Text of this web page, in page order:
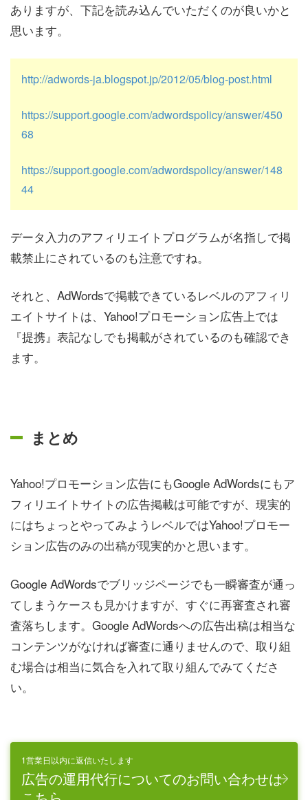
ありますが、下記を読み込んでいただくのが良いかと
思います。
http://adwords-ja.blogspot.jp/2012/05/blog-post.html
https://support.google.com/adwordspolicy/answer/450
68
https://support.google.com/adwordspolicy/answer/148
44
データ入力のアフィリエイトプログラムが名指しで掲
載禁止にされているのも注意ですね。
それと、AdWordsで掲載できているレベルのアフィリ
エイトサイトは、Yahoo!プロモーション広告上では
『提携』表記なしでも掲載がされているのも確認でき
ます。
まとめ
Yahoo!プロモーション広告にもGoogle AdWordsにもア
フィリエイトサイトの広告掲載は可能ですが、現実的
にはちょっとやってみようレベルではYahoo!プロモー
ション広告のみの出稿が現実的かと思います。
Google AdWordsでブリッジページでも一瞬審査が通っ
てしまうケースも見かけますが、すぐに再審査され審
査落ちします。Google AdWordsへの広告出稿は相当な
コンテンツがなければ審査に通りませんので、取り組
む場合は相当に気合を入れて取り組んでみてくださ
い。
1営業日以内に返信いたします
広告の運用代行についてのお問い合わせは